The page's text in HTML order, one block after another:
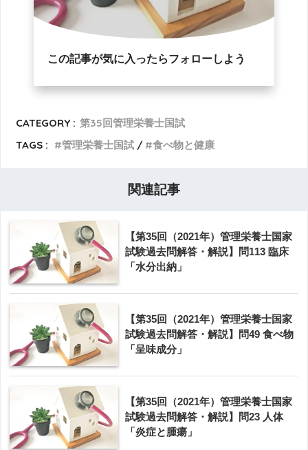
この記事が気に入ったらフォローしよう
CATEGORY : 第35回管理栄養士国試
TAGS :
管理栄養士国試 食べ物と健康
関連記事
【第35回（2021年）管理栄養士国家
試験過去問解答・解説】問113 臨床
「水分出納」
【第35回（2021年）管理栄養士国家
試験過去問解答・解説】問49 食べ物
「呈味成分」
【第35回（2021年）管理栄養士国家
試験過去問解答・解説】問23 人体
「炎症と腫瘍」